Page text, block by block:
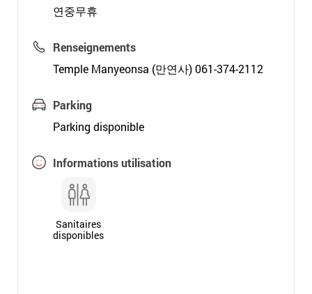
연중무휴
Renseignements
Temple Manyeonsa (만연사) 061-374-2112
Parking
Parking disponible
Informations utilisation
Sanitaires
disponibles